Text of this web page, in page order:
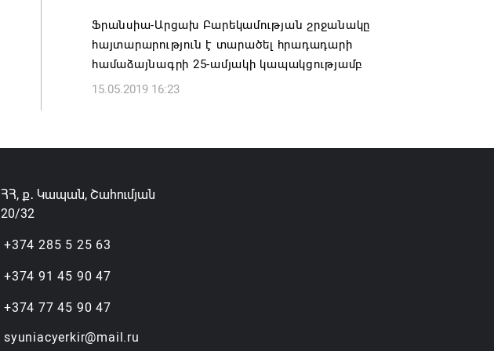
Ֆրանսիա-Արցախ Բարեկամության շրջանակը
հայտարարություն է տարածել հրադադարի
համաձայնագրի 25-ամյակի կապակցությամբ
15.05.2019 16:23
ՀՀ, ք․ Կապան, Շահումյան
20/32
+374 285 5 25 63
+374 91 45 90 47
+374 77 45 90 47
syuniacyerkir@mail.ru